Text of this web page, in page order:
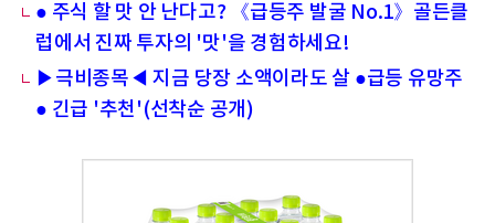
● 주식 할 맛 안 난다고? 《급등주 발굴 No.1》골든클
럽에서 진짜 투자의 '맛'을 경험하세요!
▶극비종목◀ 지금 당장 소액이라도 살 ●급등 유망주
● 긴급 '추천'(선착순 공개)